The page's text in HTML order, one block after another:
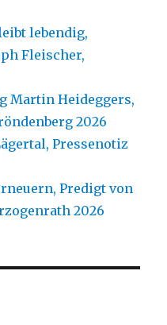
lebendig,
Fleischer,
Martin Heideggers,
2026
Pressenotiz
Predigt von
2026